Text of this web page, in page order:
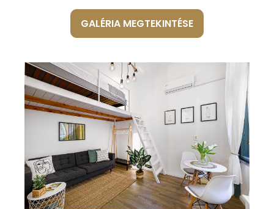
GALÉRIA MEGTEKINTÉSE